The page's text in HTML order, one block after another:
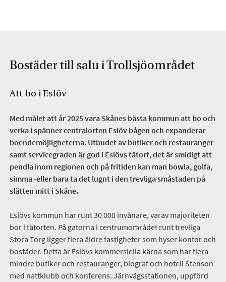
Bostäder till salu i Trollsjöområdet
Att bo i Eslöv
Med målet att år 2025 vara Skånes bästa kommun att bo och
verka i spänner centralorten Eslöv bågen och expanderar
boendemöjligheterna. Utbudet av butiker och restauranger
samt servicegraden är god i Eslövs tätort, det är smidigt att
pendla inom regionen och på fritiden kan man bowla, golfa,
simma -eller bara ta det lugnt i den trevliga småstaden på
slätten mitt i Skåne.
Eslövs kommun har runt 30 000 invånare, varav majoriteten
bor i tätorten. På gatorna i centrumområdet runt trevliga
Stora Torg ligger flera äldre fastigheter som hyser kontor och
bostäder. Detta är Eslövs kommersiella kärna som har flera
mindre butiker och restauranger, biograf och hotell Stenson
med nattklubb och konferens. Järnvägsstationen, uppförd